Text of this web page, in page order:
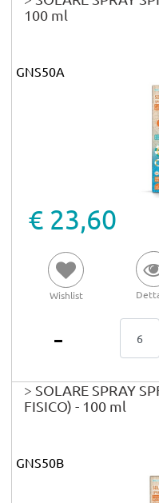
100 ml
GNS50A
€ 23,60
Wishlist
> SOLARE SPRAY
FISICO) - 100 ml
GNS50B